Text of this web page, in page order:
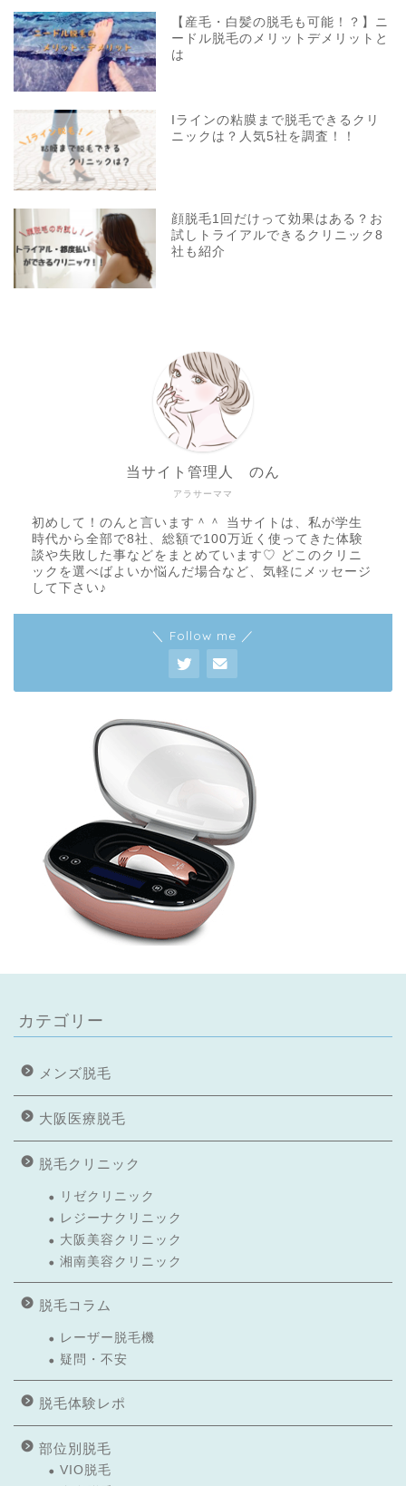
【産毛・白髪の脱毛も可能！？】ニ
ードル脱毛のメリットデメリットと
は
Iラインの粘膜まで脱毛できるクリ
ニックは？人気5社を調査！！
顔脱毛1回だけって効果はある？お
試しトライアルできるクリニック8
社も紹介
アラサーママ
当サイト管理人 のん
初めして！のんと言います＾＾ 当サイトは、私が学生
時代から全部で8社、総額で100万近く使ってきた体験
談や失敗した事などをまとめています♡ どこのクリニ
ックを選べばよいか悩んだ場合など、気軽にメッセージ
して下さい♪
＼ Follow me ／
カテゴリー
メンズ脱毛
大阪医療脱毛
脱毛クリニック
リゼクリニック
レジーナクリニック
大阪美容クリニック
湘南美容クリニック
脱毛コラム
レーザー脱毛機
疑問・不安
脱毛体験レポ
部位別脱毛
VIO脱毛